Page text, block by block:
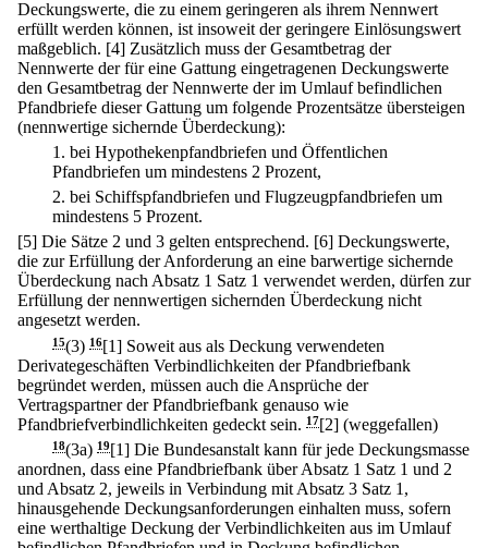
Deckungswerte, die zu einem geringeren als ihrem Nennwert
erfüllt werden können, ist insoweit der geringere Einlösungswert
maßgeblich. [4] Zusätzlich muss der Gesamtbetrag der
Nennwerte der für eine Gattung eingetragenen Deckungswerte
den Gesamtbetrag der Nennwerte der im Umlauf befindlichen
Pfandbriefe dieser Gattung um folgende Prozentsätze übersteigen
(nennwertige sichernde Überdeckung):
1. bei Hypothekenpfandbriefen und Öffentlichen
Pfandbriefen um mindestens 2 Prozent,
2. bei Schiffspfandbriefen und Flugzeugpfandbriefen um
mindestens 5 Prozent.
[5] Die Sätze 2 und 3 gelten entsprechend. [6] Deckungswerte,
die zur Erfüllung der Anforderung an eine barwertige sichernde
Überdeckung nach Absatz 1 Satz 1 verwendet werden, dürfen zur
Erfüllung der nennwertigen sichernden Überdeckung nicht
angesetzt werden.
15(3) 16[1] Soweit aus als Deckung verwendeten
Derivategeschäften Verbindlichkeiten der Pfandbriefbank
begründet werden, müssen auch die Ansprüche der
Vertragspartner der Pfandbriefbank genauso wie
Pfandbriefverbindlichkeiten gedeckt sein. 17[2] (weggefallen)
18(3a) 19[1] Die Bundesanstalt kann für jede Deckungsmasse
anordnen, dass eine Pfandbriefbank über Absatz 1 Satz 1 und 2
und Absatz 2, jeweils in Verbindung mit Absatz 3 Satz 1,
hinausgehende Deckungsanforderungen einhalten muss, sofern
eine werthaltige Deckung der Verbindlichkeiten aus im Umlauf